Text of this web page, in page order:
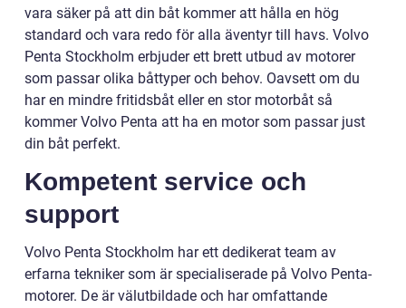
vara säker på att din båt kommer att hålla en hög
standard och vara redo för alla äventyr till havs. Volvo
Penta Stockholm erbjuder ett brett utbud av motorer
som passar olika båttyper och behov. Oavsett om du
har en mindre fritidsbåt eller en stor motorbåt så
kommer Volvo Penta att ha en motor som passar just
din båt perfekt.
Kompetent service och
support
Volvo Penta Stockholm har ett dedikerat team av
erfarna tekniker som är specialiserade på Volvo Penta-
motorer. De är välutbildade och har omfattande